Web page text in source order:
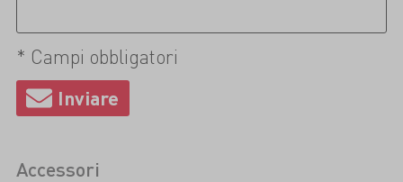
* Campi obbligatori
Accessori